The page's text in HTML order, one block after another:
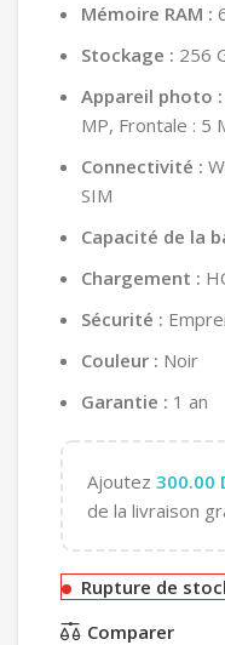
Mémoire RAM :
Stockage : 256
Appareil photo :
MP, Frontale : 5
Connectivité :
SIM
Capacité de la
Chargement :
Sécurité :
Couleur : Noir
Garantie : 1 an
Ajoutez 300.00
de la livraison
Rupture de
Comparer